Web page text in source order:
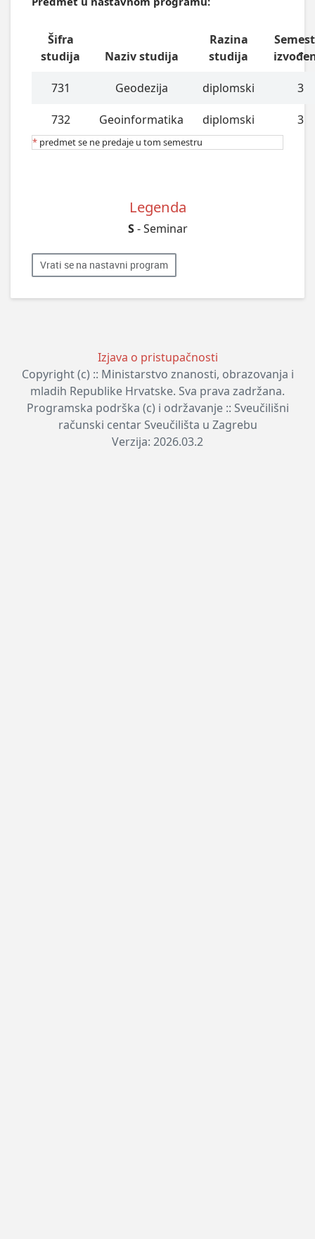
Šifra
studija
Naziv studija
Razina
studija
731 Geodezija diplomski 3
732 Geoinformatika diplomski 3
* predmet se ne predaje u tom semestru
Legenda
S- Seminar
Vrati se na nastavni program
Izjava o pristupačnosti
Copyright (c) :: Ministarstvo znanosti, obrazovanja i
mladih Republike Hrvatske. Sva prava zadržana.
Programska podrška (c) i održavanje :: Sveučilišni
računski centar Sveučilišta u Zagrebu
Verzija: 2026.03.2